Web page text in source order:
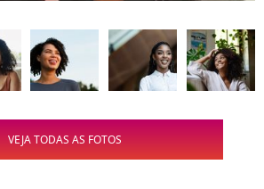
VEJA TODAS AS FOTOS